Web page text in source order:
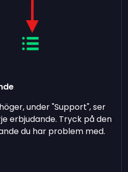
under "Support", ser
erbjudande. Tryck på den
du har problem med.